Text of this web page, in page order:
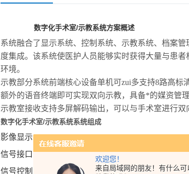
欢迎您！
来自局域网的朋友！有什么可
数字化手术室/示教系统方案概述
系统融合了显示系统、控制系统、示教系统、档案
度集成。该系统使医护人员能够实时获得大量与患
环境。
示教部分系统前端核心设备单机可zui多支持8路高标
额外的语音终端即可实现双向示教，具备*的媒资管理
示教室接收支持多屏解码输出，可以与手术室进行双
数字化手术室/示教系统系统组成
影像显示
信号接口
信号控制